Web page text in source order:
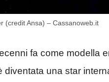
(credit Ansa) – Cassanoweb.it
fa come modella
una star